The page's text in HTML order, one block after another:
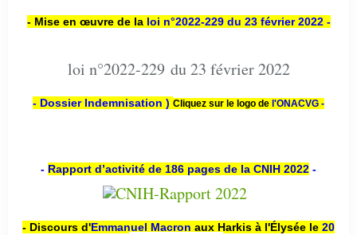
- Mise en œuvre de la loi n°2022-229 du 23 février 2022 -
loi n°2022-229 du 23 février 2022
- Dossier Indemnisation ) Cliquez sur le logo de l'ONACVG -
- Rapport d’activité de 186 pages de la CNIH 2022 -
- Discours d'Emmanuel Macron aux Harkis à l'Élysée le 20